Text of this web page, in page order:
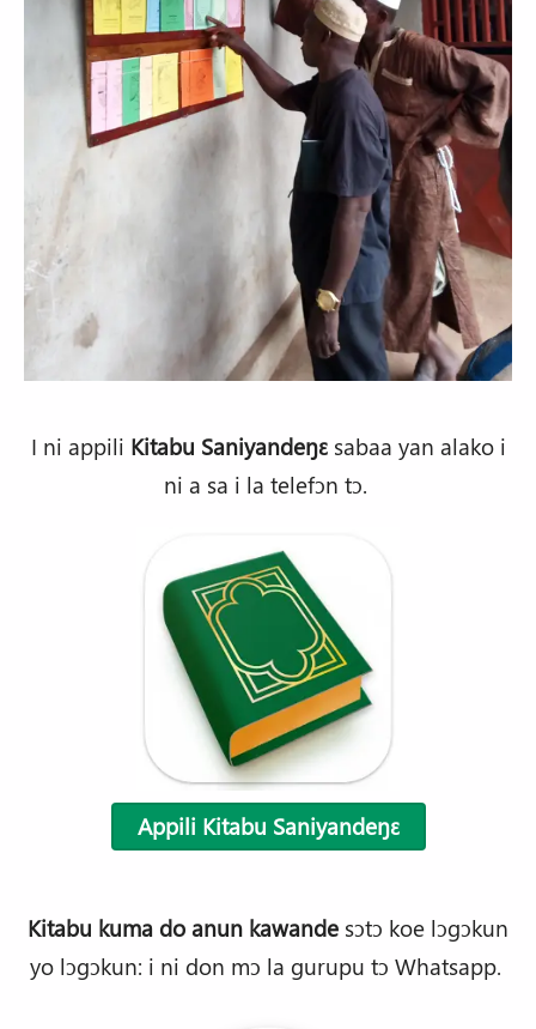
I ni appili Kitabu Saniyandeŋɛ sabaa yan alako i
ni a sa i la telefɔn tɔ.
Appili Kitabu Saniyandeŋɛ
Kitabu kuma do anun kawande sɔtɔ koe lɔgɔkun
yo lɔgɔkun: i ni don mɔ la gurupu tɔ Whatsapp.